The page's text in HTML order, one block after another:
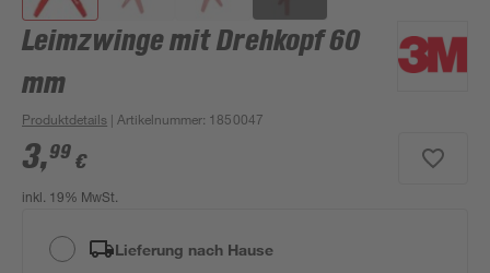
Leimzwinge mit Drehkopf 60
mm
Produktdetails | Artikelnummer: 1850047
3,99 €
inkl. 19% MwSt.
Lieferung nach Hause